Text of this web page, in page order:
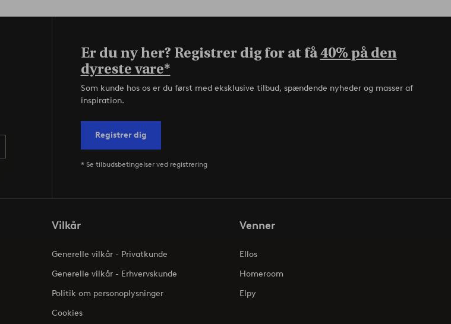
Er du ny her? Registrer dig for at få40% på den
dyreste vare*
Som kunde hos os er du først med eksklusive tilbud, spændende nyheder og masser af
inspiration.
Registrer dig
* Se tilbudsbetingelser ved registrering
Vilkår
Generelle vilkår - Privatkunde
Generelle vilkår - Erhvervskunde
Politik om personoplysninger
Cookies
Venner
Ellos
Homeroom
Elpy